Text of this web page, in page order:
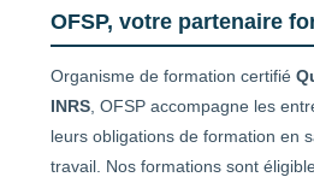
OFSP, votre partenaire
Organisme de formation certifié
INRS , OFSP accompagne les
leurs obligations de formation en
travail. Nos formations sont